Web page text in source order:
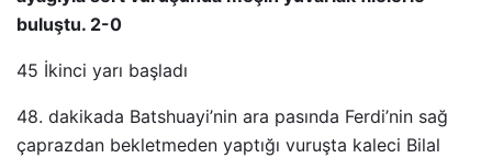
buluştu. 2-0
45 İkinci yarı başladı
48. dakikada Batshuayi’nin ara pasında Ferdi’nin sağ
çaprazdan bekletmeden yaptığı vuruşta kaleci Bilal